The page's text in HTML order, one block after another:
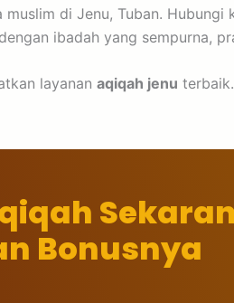
di Jenu, Tuban.
ibadah yang sempurna,
layanan aqiqah jenu
Bonusnya